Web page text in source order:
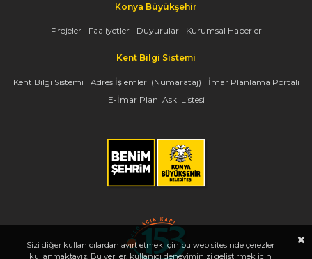
Konya Büyükşehir
Projeler Faaliyetler Duyurular Kurumsal Haberler
Kent Bilgi Sistemi
Kent Bilgi Sistemi Adres İşlemleri (Numarataj)
İmar Planlama Portalı
E-İmar Planı Askı Listesi
Sizi diğer kullanıcılardan ayırt etmek için bu web sitesinde çerezler
kullanmaktayız. Bu veriler, kullanıcı deneyiminizi geliştirmek için